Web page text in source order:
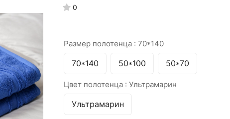
0
Размер полотенца : 70*140
70*140 50*100 50*70
Цвет полотенца : Ультрамарин
Ультрамарин